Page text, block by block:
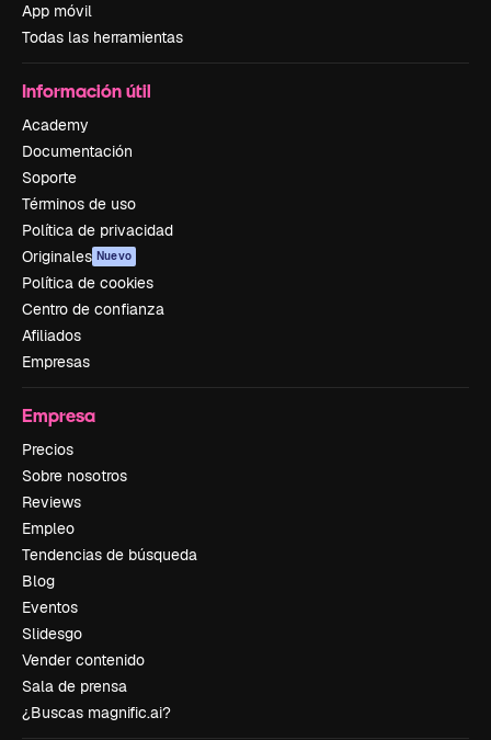
App móvil
Todas las herramientas
Información útil
Academy
Documentación
Soporte
Términos de uso
Política de privacidad
Originales Nuevo
Política de cookies
Centro de confianza
Afiliados
Empresas
Empresa
Precios
Sobre nosotros
Reviews
Empleo
Tendencias de búsqueda
Blog
Eventos
Slidesgo
Vender contenido
Sala de prensa
¿Buscas magnific.ai?